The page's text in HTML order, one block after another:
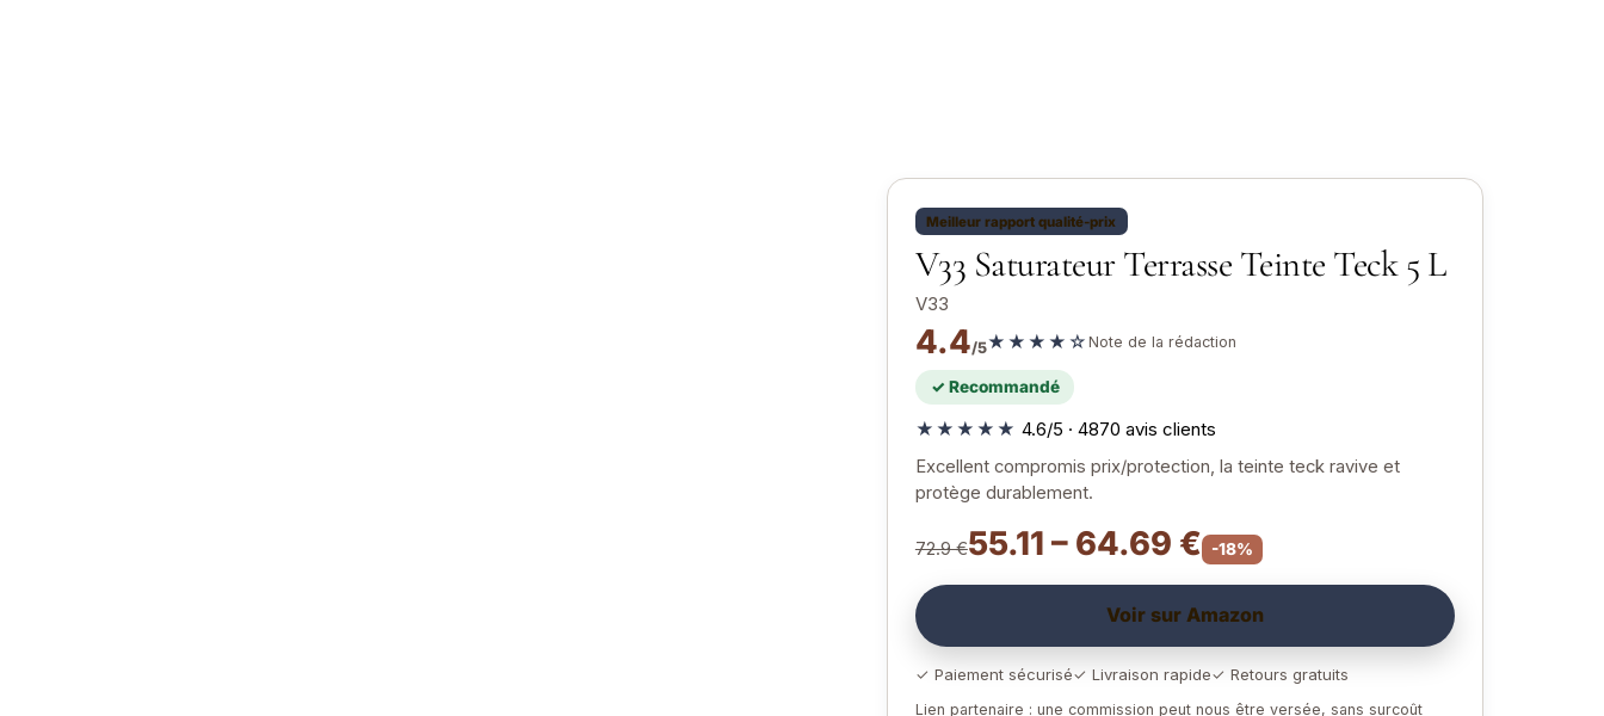
Meilleur rapport qualité-prix
V33 Saturateur Terrasse Teinte Teck 5 L
V33
4.4/5★★★★☆ Note de la rédaction
✓ Recommandé
★★★★★ 4.6/5 · 4870 avis clients
Excellent compromis prix/protection, la teinte teck ravive et
protège durablement.
72.9 €55.11 – 64.69 € -18%
Voir sur Amazon
✓ Paiement sécurisé✓ Livraison rapide✓ Retours gratuits
Lien partenaire : une commission peut nous être versée, sans surcoût